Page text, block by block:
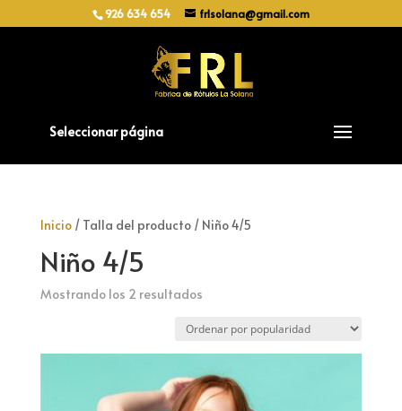
926 634 654 frlsolana@gmail.com
Seleccionar página
Inicio/ Talla del producto / Niño 4/5
Niño 4/5
Mostrando los 2 resultadosOrdenado
popularidad